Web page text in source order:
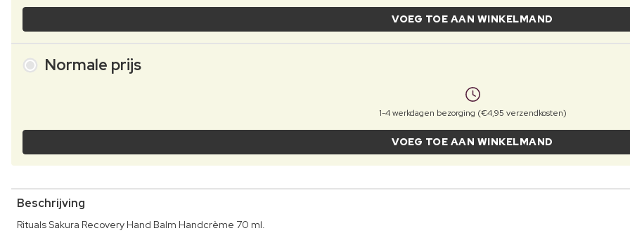
VOEG TOE AAN WINKELMAND
Normale prijs
1-4 werkdagen bezorging (€4,95 verzendkosten)
VOEG TOE AAN WINKELMAND
Beschrijving
Rituals Sakura Recovery Hand Balm Handcrème 70 ml.